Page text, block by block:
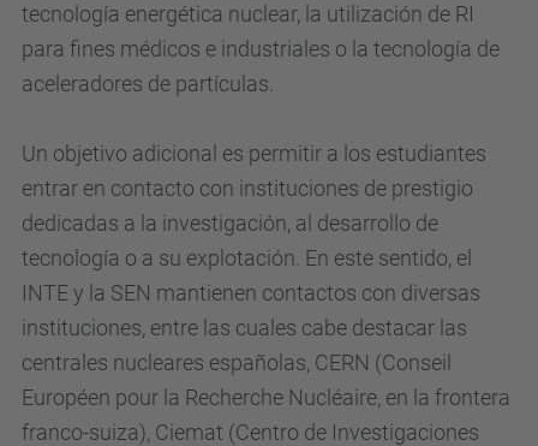
tecnología energética nuclear, la utilización de RI
para fines médicos e industriales o la tecnología de
aceleradores de partículas.
Un objetivo adicional es permitir a los estudiantes
entrar en contacto con instituciones de prestigio
dedicadas a la investigación, al desarrollo de
tecnología o a su explotación. En este sentido, el
INTE y la SEN mantienen contactos con diversas
instituciones, entre las cuales cabe destacar las
centrales nucleares españolas, CERN (Conseil
Européen pour la Recherche Nucléaire, en la frontera
franco-suiza), Ciemat (Centro de Investigaciones